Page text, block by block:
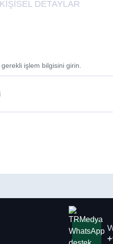
KİŞİSEL DETAYLAR
işlem bilgisini girin.